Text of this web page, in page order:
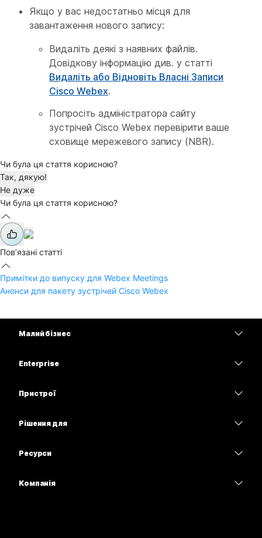
Якщо у вас недостатньо місця для
завантаження нового запису:
Видаліть деякі з наявних файлів.
Довідкову інформацію див. у статті
Видаліть або Відновіть Власні Записи
Cisco Webex.
Попросіть адміністратора сайту
зустрічей Cisco Webex перевірити ваше
сховище мережевого запису (NBR).
Чи була ця стаття корисною?
Так, дякую!
Не дуже
Чи була ця стаття корисною?
Пов’язані статті
Примітки до випуску для Webex Meetings
Анонси для пакету зустрічей Cisco Webex
Малий бізнес
Enterprise
Пристрої
Рішення для
Ресурси
Компанія